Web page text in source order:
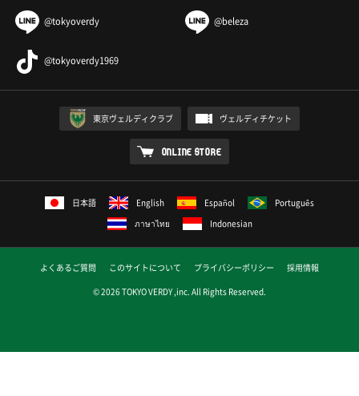
@tokyoverdy @beleza
@tokyoverdy1969
東京ヴェルディクラブ ヴェルディチケット
ONLINE STORE
日本語 English Español
Português
ภาษาไทย
Indonesian
よくあるご質問 このサイトについて プライバシーポリシー
採用情報
© 2026 TOKYO VERDY ,inc. All Rights Reserved.